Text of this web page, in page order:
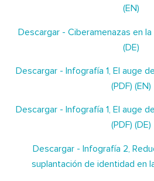
(EN)
Descargar - Ciberamenazas en la
(DE)
Descargar - Infografía 1, El auge
(PDF) (EN)
Descargar - Infografía 1, El auge
(PDF) (DE)
Descargar - Infografía 2,
suplantación de identidad en